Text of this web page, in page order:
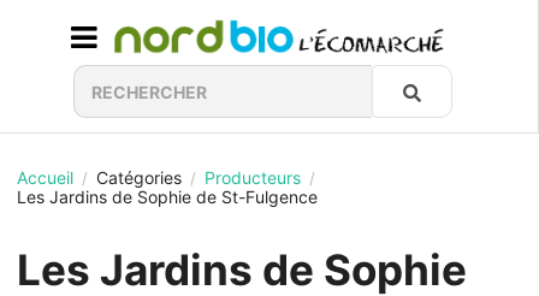
Accueil / Catégories / Producteurs /
Les Jardins de Sophie de St-Fulgence
Les Jardins de Sophie